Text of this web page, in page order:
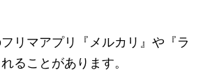
リマアプリ『メルカリ』や『ラ
ることがあります。